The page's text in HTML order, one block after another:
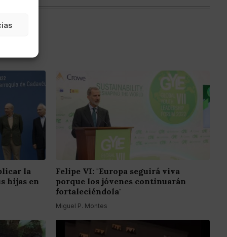
la
hijas en
Felipe VI: "Europa seguirá viva
porque los jóvenes continuarán
fortaleciéndola"
Miguel P. Montes